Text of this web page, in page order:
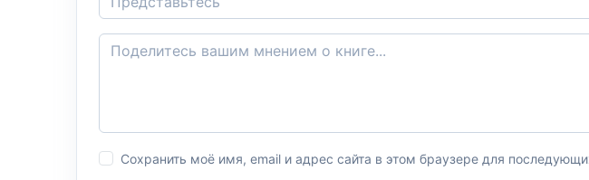
Сохранить моё имя, email и адрес сайта в этом браузере для